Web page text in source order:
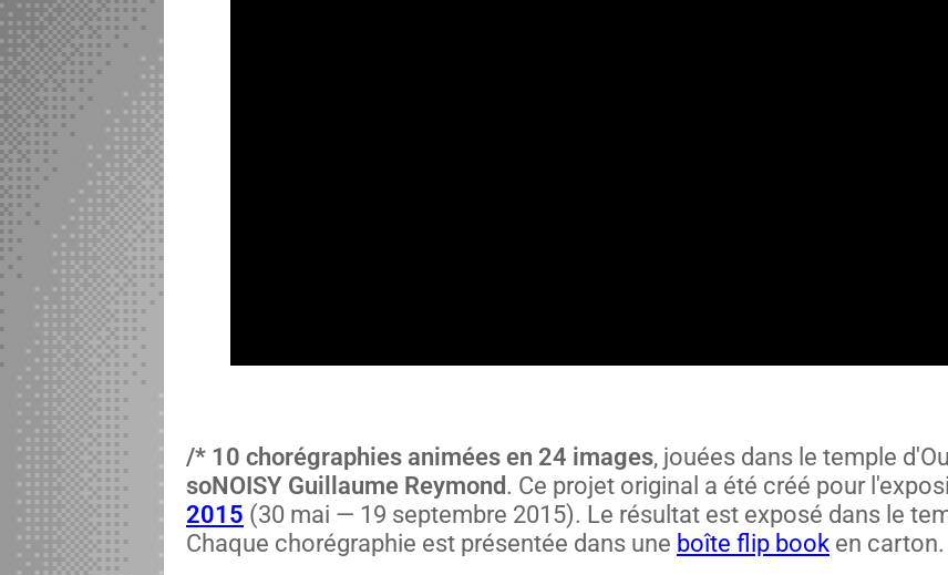
/* 10 choré­gra­phies ani­mées en 24 images, jouées dans le tem­ple
soNOISY Guil­laume Rey­mond. Ce pro­jet orig­i­nal a été créé pour
2015 (30 mai — 19 sep­tem­bre 2015). Le résul­tat est exposé dans le
Chaque choré­gra­phie est présen­tée dans une boîte flip book en car­ton.